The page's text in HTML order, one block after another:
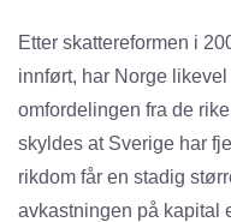
Etter skattereformen i
innført, har Norge
omfordelingen fra de
skyldes at Sverige har
rikdom får en stadig
avkastningen på kapital